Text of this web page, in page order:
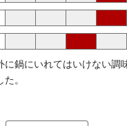
に鍋にいれてはいけない調
。